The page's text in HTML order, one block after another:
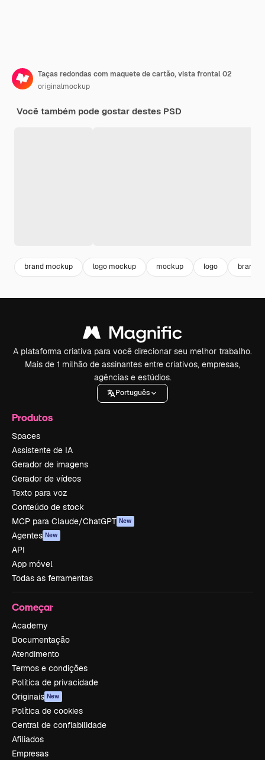
Taças redondas com maquete de cartão, vista frontal 02
originalmockup
Você também pode gostar destes PSD
brand mockup logo mockup mockup logo brand
A plataforma criativa para você direcionar seu melhor trabalho.
Mais de 1 milhão de assinantes entre criativos, empresas,
agências e estúdios.
Português
Produtos
Spaces
Assistente de IA
Gerador de imagens
Gerador de vídeos
Texto para voz
Conteúdo de stock
MCP para Claude/ChatGPT New
Agentes New
API
App móvel
Todas as ferramentas
Começar
Academy
Documentação
Atendimento
Termos e condições
Política de privacidade
Originais New
Política de cookies
Central de confiabilidade
Afiliados
Empresas